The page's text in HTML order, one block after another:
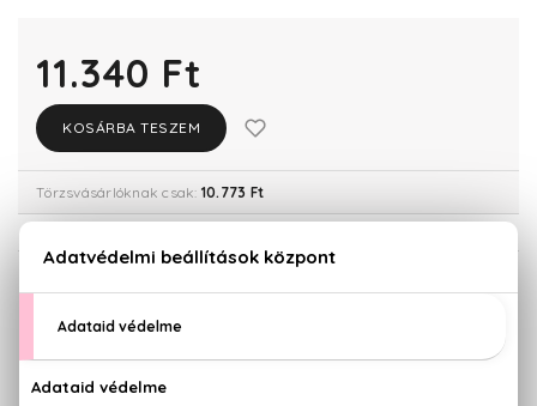
11.340 Ft
KOSÁRBA TESZEM
Törzsvásárlóknak csak: 10.773 Ft
KISZERELÉS KIVÁLASZTÁSA
Teszter 100 ml
50 ml